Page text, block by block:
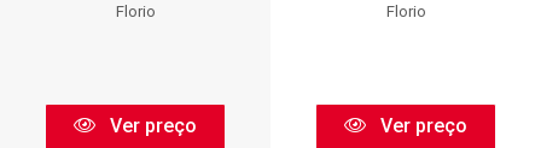
Florio
Ver preço
Florio
Ver preço